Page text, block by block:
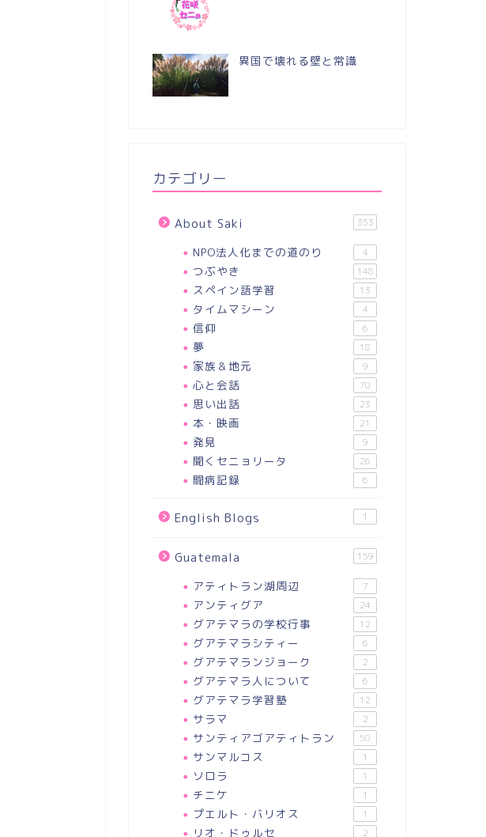
異国で壊れる壁と常識
カテゴリー
About Saki 353
NPO法人化までの道のり 4
つぶやき 148
スペイン語学習 13
タイムマシーン 4
信仰 6
夢 18
家族＆地元 9
心と会話 70
思い出話 23
本・映画 21
発見 9
聞くセニョリータ 26
闘病記録 6
English Blogs 1
Guatemala 159
アティトラン湖周辺 7
アンティグア 24
グアテマラの学校行事 12
グアテマラシティー 6
グアテマランジョーク 2
グアテマラ人について 6
グアテマラ学習塾 12
サラマ 2
サンティアゴアティトラン 50
サンマルコス 1
ソロラ 1
チニケ 1
プエルト・バリオス 1
リオ・ドゥルセ 2